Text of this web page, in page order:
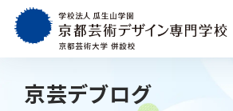
京芸デブログ